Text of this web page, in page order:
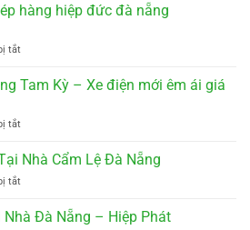
hàng hiệp đức đà nẵng
tắtở
gửi
hàng
đức
nẵng
Tam Kỳ – Xe điện mới êm ái giá
tắtở
Ghép
Nẵng
Kỳ
Nhà Cẩm Lệ Đà Nẵng
tắtở
MáyĐà Nẵng – Hiệp Phát